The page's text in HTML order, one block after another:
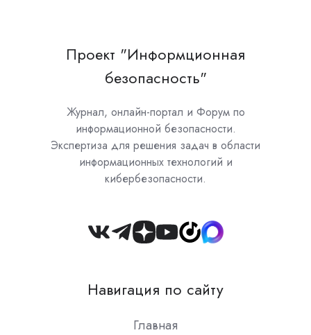
Проект "Информционная
безопасность"
Журнал, онлайн-портал и Форум по
информационной безопасности.
Экспертиза для решения задач в области
информационных технологий и
кибербезопасности.
Join
Slack
Навигация по сайту
Главная